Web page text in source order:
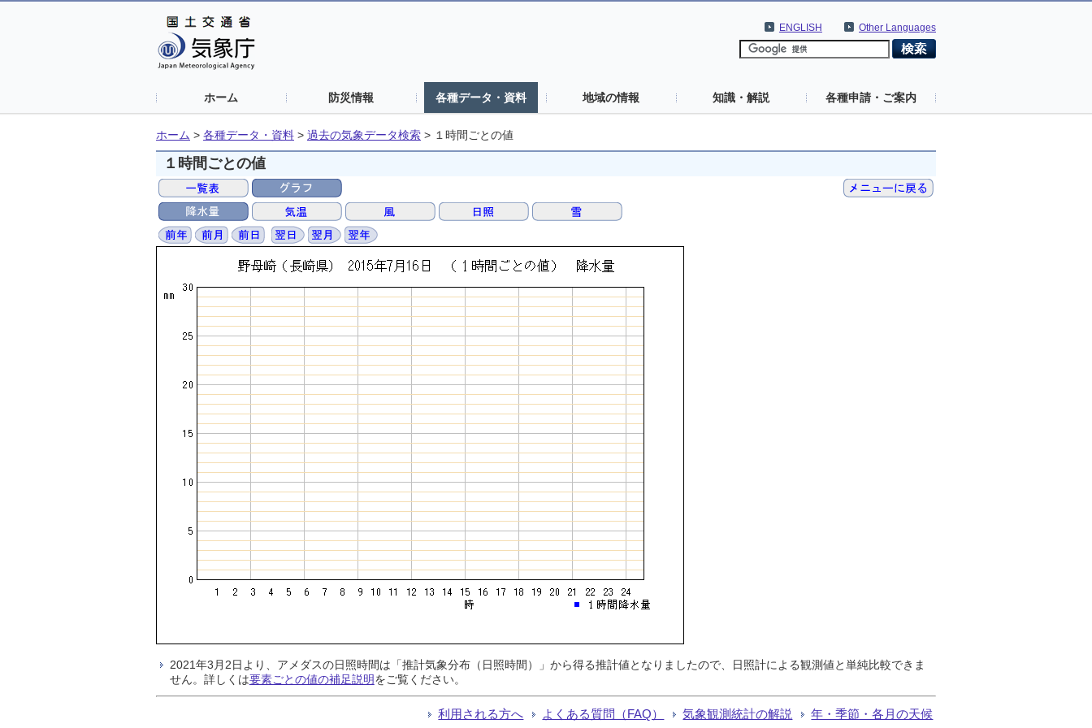
Other Languages
ENGLISH
ホーム 防災情報 各種データ・資料 地域の情報 知識・解説 各種申請・ご案内
ホーム > 各種データ・資料 > 過去の気象データ検索 > １時間ごとの値
１時間ごとの値
2021年3月2日より、アメダスの日照時間は「推計気象分布（日照時間）」から得る推計値となりましたので、日照計による観測値と単純比較できま
せん。詳しくは要素ごとの値の補足説明をご覧ください。
利用される方へ よくある質問（FAQ） 気象観測統計の解説 年・季節・各月の天候